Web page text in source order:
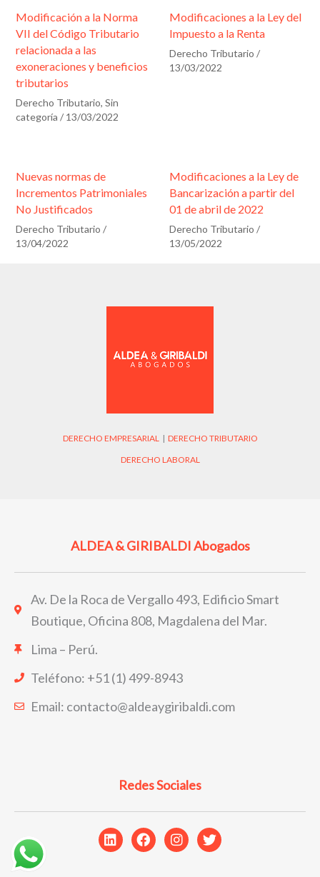
c
a
c
i
ó
n
Modificación a la Norma
VII del Código Tributario
relacionada a las
exoneraciones y beneficios
tributarios
Derecho Tributario, Sin
categoría / 13/03/2022
Modificaciones a la Ley del
Impuesto a la Renta
Derecho Tributario /
13/03/2022
Nuevas normas de
Incrementos Patrimoniales
No Justificados
Derecho Tributario /
13/04/2022
Modificaciones a la Ley de
Bancarización a partir del
01 de abril de 2022
Derecho Tributario /
13/05/2022
DERECHO EMPRESARIAL | DERECHO TRIBUTARIO
DERECHO LABORAL
ALDEA & GIRIBALDI Abogados
Av. De la Roca de Vergallo 493, Edificio Smart
Boutique, Oficina 808, Magdalena del Mar.
Lima – Perú.
Teléfono: +51 (1) 499-8943
Email: contacto@aldeaygiribaldi.com
Redes Sociales
L
i
F
a
I
n
T
w